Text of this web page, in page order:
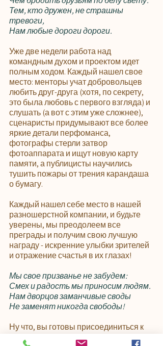
Тем, кто дружен, не страшны
тревоги,
Нам любые дороги дороги.
Уже две недели работа над
командным духом и проектом идет
полным ходом. Каждый нашел свое
место: менторы учат добровольцев
любить друг-друга (хотя, по секрету,
это была любовь с первого взгляда) и
слушать (а вот с этим уже сложнее),
сценаристы придумывают все более
яркие детали перфоманса,
фотографы стерли затвор
фотоаппарата и ищут новую карту
памяти, а публицисты научились
тушить пожары от трения карандаша
о бумагу.
Каждый нашел себе место в нашей
разношерстной компании, и будьте
уверены, мы преодолеем все
преграды и получим свою лучшую
награду - искренние улыбки зрителей
и отражение счастья в их глазах!
Мы свое призванье не забудем:
Смех и радость мы приносим людям.
Нам дворцов заманчивые своды
Не заменят никогда свободы!
Ну что, вы готовы присоединиться к
нашим приключениям? Тогда вперед,